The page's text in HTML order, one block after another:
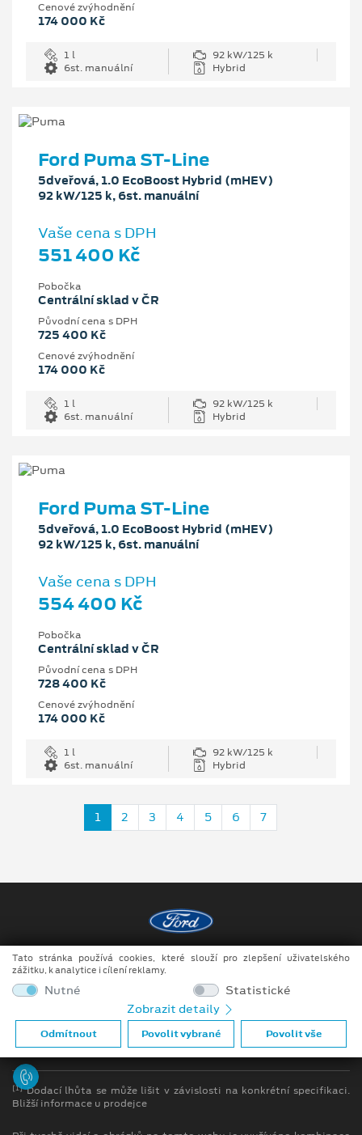
Cenové zvýhodnění
174 000 Kč
1 l
92 kW/125 k
6st. manuální
Hybrid
Ford Puma ST-Line
5dveřová, 1.0 EcoBoost Hybrid (mHEV)
92 kW/125 k, 6st. manuální
Vaše cena s DPH
551 400 Kč
Pobočka
Centrální sklad v ČR
Původní cena s DPH
725 400 Kč
Cenové zvýhodnění
174 000 Kč
1 l
92 kW/125 k
6st. manuální
Hybrid
Ford Puma ST-Line
5dveřová, 1.0 EcoBoost Hybrid (mHEV)
92 kW/125 k, 6st. manuální
Vaše cena s DPH
554 400 Kč
Pobočka
Centrální sklad v ČR
Původní cena s DPH
728 400 Kč
Cenové zvýhodnění
174 000 Kč
1 l
92 kW/125 k
6st. manuální
Hybrid
1 2 3 4 5 6 7
Copyright ©2026 DOKAR, spol. s r.o.
Obchodní podmínky
Ochrana osobních údajů
Prohlášení o zpracování údajů konečných zákazníků
[1]Dodací lhůta se může lišit v závislosti na konkrétní specifikaci.
Bližší informace u prodejce
Tato stránka používá cookies, které slouží pro zlepšení uživatelského
zážitku, k analytice i cílení reklamy.
Nutné
Statistické
Zobrazit detaily
Odmítnout Povolit vybrané Povolit vše